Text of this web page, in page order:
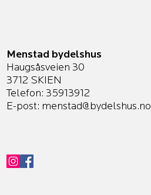
Menstad bydelshus
Haugsåsveien 30
3712 SKIEN
Telefon: 35913912
E-post: menstad@bydelshus.no